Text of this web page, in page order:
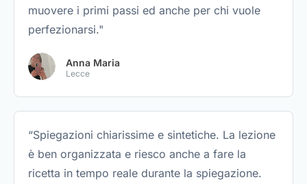
muovere i primi passi ed anche per chi vuole
perfezionarsi."
Anna Maria
Lecce
“Spiegazioni chiarissime e sintetiche. La lezione
è ben organizzata e riesco anche a fare la
ricetta in tempo reale durante la spiegazione.